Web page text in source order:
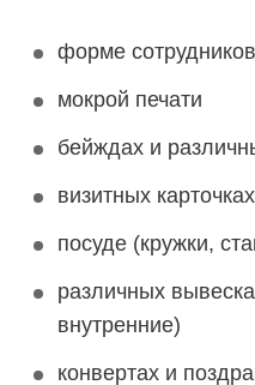
форме сотрудников
мокрой печати
бейждах и
визитных
посуде (кружки,
различных
внутренние)
конвертах и